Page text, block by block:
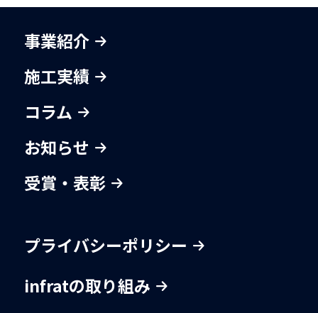
事業紹介
施工実績
コラム
お知らせ
受賞・表彰
プライバシーポリシー
infratの取り組み